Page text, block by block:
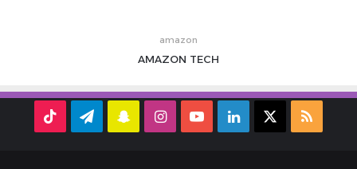
amazon
AMAZON TECH
ملخص
لينكدإن ‫YouTubeانستقرامسناب تيلقرام